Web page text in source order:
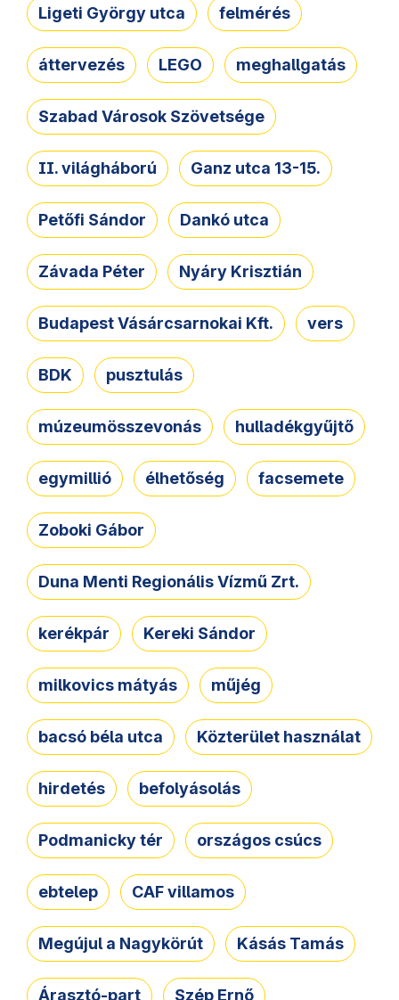
Ligeti György utca felmérés
áttervezés LEGO meghallgatás
Szabad Városok Szövetsége
II. világháború Ganz utca 13-15.
Petőfi Sándor Dankó utca
Závada Péter Nyáry Krisztián
Budapest Vásárcsarnokai Kft. vers
BDK pusztulás
múzeumösszevonás hulladékgyűjtő
egymillió élhetőség facsemete
Zoboki Gábor
Duna Menti Regionális Vízmű Zrt.
kerékpár Kereki Sándor
milkovics mátyás műjég
bacsó béla utca Közterület használat
hirdetés befolyásolás
Podmanicky tér országos csúcs
ebtelep CAF villamos
Megújul a Nagykörút Kásás Tamás
Árasztó-part Szép Ernő